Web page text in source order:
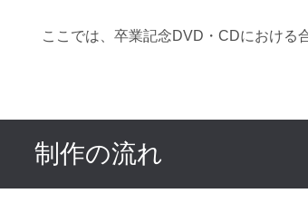
ここでは、卒業記念DVD・CDにおける
制作の流れ